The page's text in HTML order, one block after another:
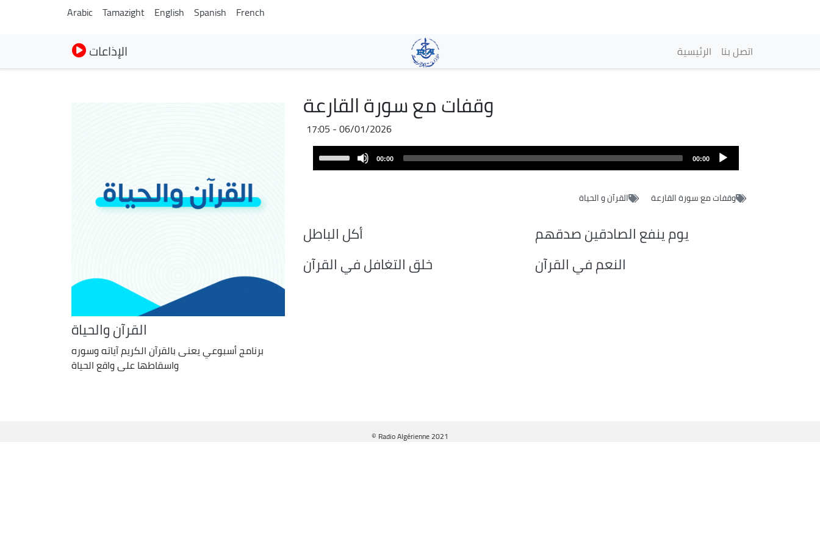
contenido
principal
Arabic Tamazight English Spanish French
الإذاعات Navegación
الرئيسية اتصل بنا
وقفات مع سورة القارعة
06/01/2026 - 17:05
Player
00:00
00:00
or
volume.
وقفات مع سورة القارعة القرآن و الحياة
يوم ينفع الصادقين صدقهم
أكل الباطل
النعم في القرآن
خلق التغافل في القرآن
القرآن والحياة
برنامج أسبوعي يعنى بالقرآن الكريم آياته وسوره
واسقاطها على واقع الحياة
© Radio Algérienne 2021